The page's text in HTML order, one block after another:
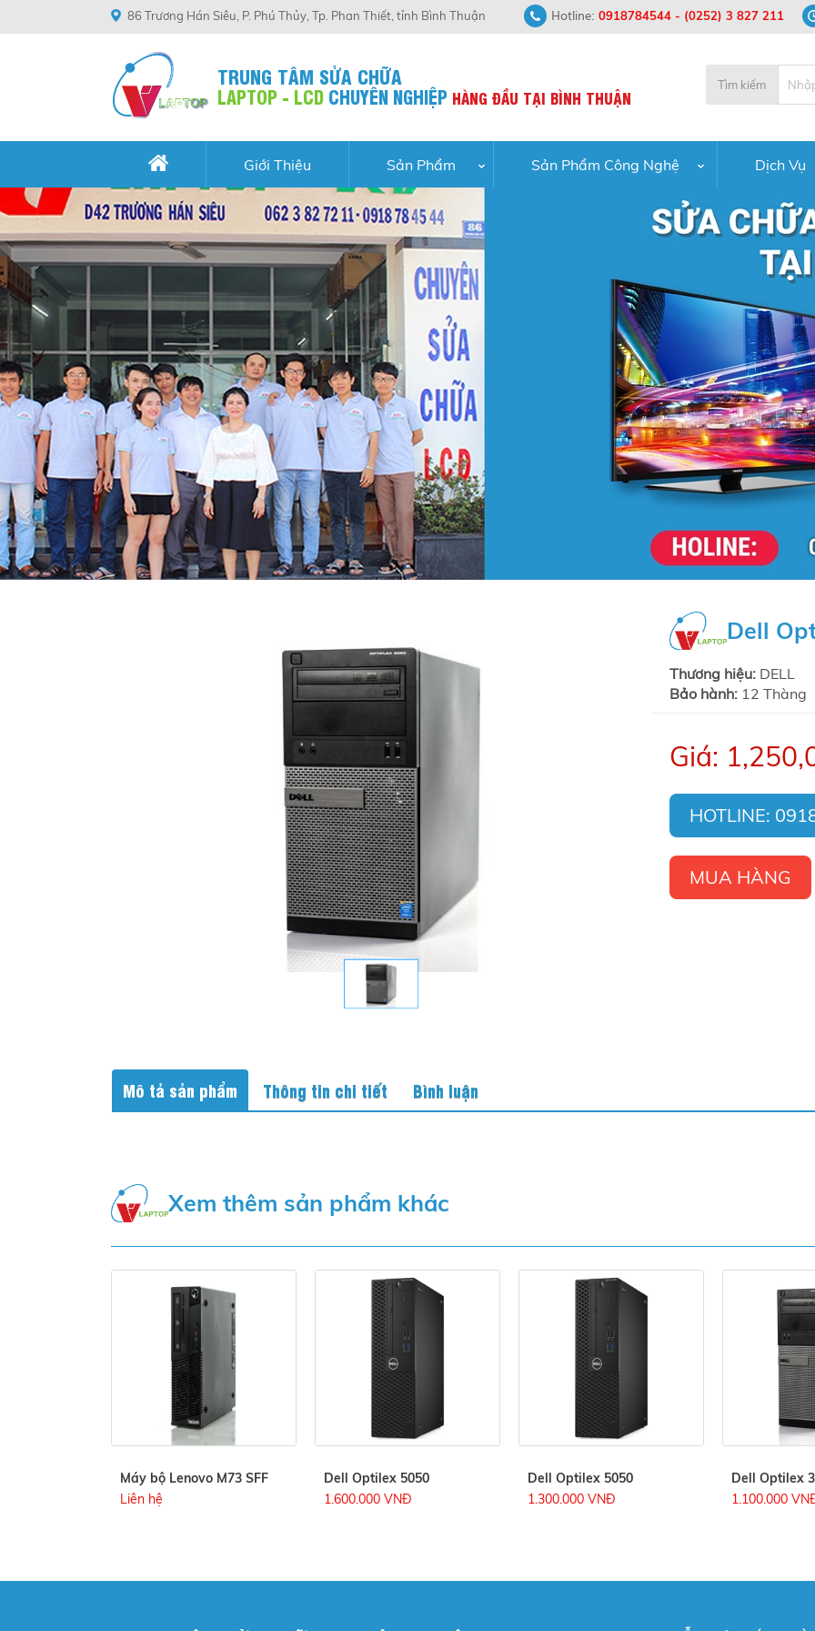
86 Trương Hán Siêu, P. Phú Thủy, Tp. Phan Thiết, tỉnh Bình Thuận Hotline: 0918784544 - (0252) 3 827 211
TRUNG TÂM SỬA CHỮA
LAPTOP - LCD CHUYÊN NGHIỆP HÀNG ĐẦU TẠI BÌNH THUẬN
Tìm kiếm
Giới Thiệu Sản Phẩm Sản Phẩm Công Nghệ Dịch Vụ
Dell
Thương hiệu: DELL
Bảo hành: 12 Thàng
Giá:
HOTLINE:
MUA HÀNG
Mô tả sản phẩm Thông tin chi tiết Bình luận
Xem thêm sản phẩm khác
Máy bộ Lenovo M73 SFF
Liên hệ
Dell Optilex 5050
1.600.000 VNĐ
Dell Optilex 5050
1.300.000 VNĐ
Dell Optilex
1.100.000